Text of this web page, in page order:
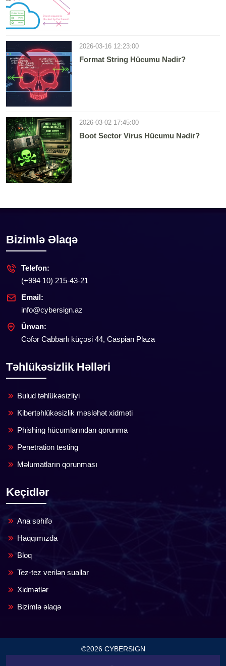
2026-03-16 12:23:00
Format String Hücumu Nədir?
2026-03-02 17:45:00
Boot Sector Virus Hücumu Nədir?
Bizimlə Əlaqə
Telefon:
(+994 10) 215-43-21
Email:
info@cybersign.az
Ünvan:
Cəfər Cabbarlı küçəsi 44, Caspian Plaza
Təhlükəsizlik Həlləri
Bulud təhlükəsizliyi
Kibertəhlükəsizlik məsləhət xidməti
Phishing hücumlarından qorunma
Penetration testing
Məlumatların qorunması
Keçidlər
Ana səhifə
Haqqımızda
Bloq
Tez-tez verilən suallar
Xidmətlər
Bizimlə əlaqə
©2026 CYBERSIGN